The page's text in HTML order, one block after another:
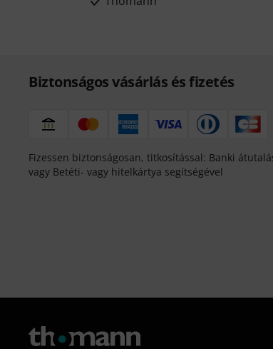
Biztonságos vásárlás és fizetés
Fizessen biztonságosan, titkosítással: Banki
vagy Betéti- vagy hitelkártya segítségével